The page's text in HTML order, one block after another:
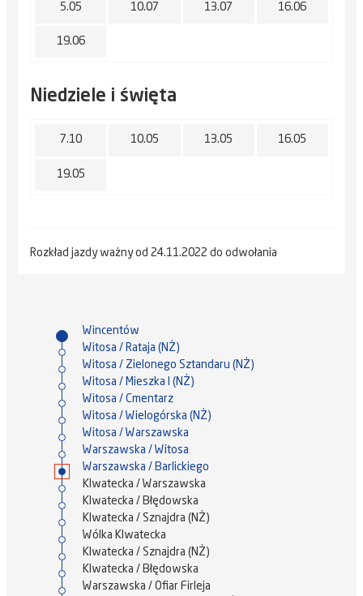
5.05 10.07 13.07 16.06
19.06
Niedziele i święta
7.10 10.05 13.05 16.05
19.05
Rozkład jazdy ważny od 24.11.2022 do odwołania
Wincentów
Witosa / Rataja (NŻ)
Witosa / Zielonego Sztandaru (NŻ)
Witosa / Mieszka I (NŻ)
Witosa / Cmentarz
Witosa / Wielogórska (NŻ)
Witosa / Warszawska
Warszawska / Witosa
Warszawska / Barlickiego
Klwatecka / Warszawska
Klwatecka / Błędowska
Klwatecka / Sznajdra (NŻ)
Wólka Klwatecka
Klwatecka / Sznajdra (NŻ)
Klwatecka / Błędowska
Warszawska / Ofiar Firleja